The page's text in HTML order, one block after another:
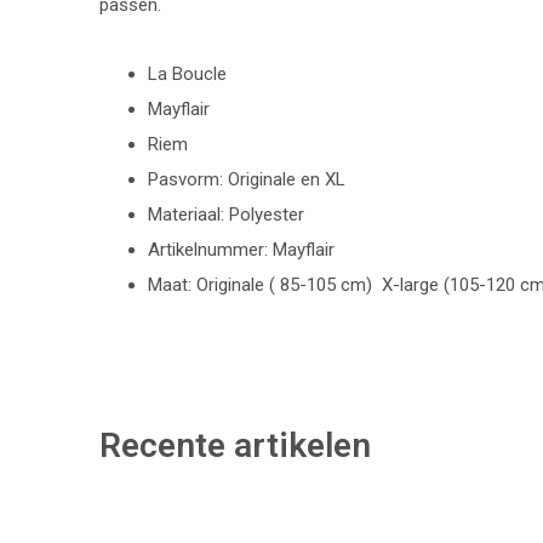
passen.
La Boucle
Mayflair
Riem
Pasvorm: Originale en XL
Materiaal: Polyester
Artikelnummer: Mayflair
Maat: Originale ( 85-105 cm) X-large (105-120
Recente artikelen